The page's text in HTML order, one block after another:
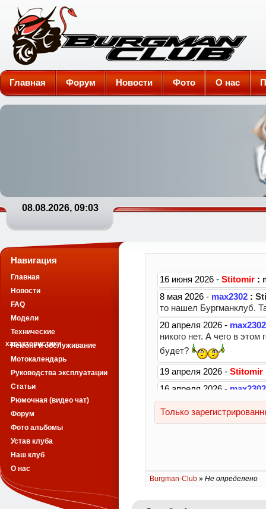
Burgman-Club
Главная Форум Новости Фото О нас
08.08.2026, 09:03
Burgman-Club » Не определено
Навигация
Главная
Новости
FAQ
Модели
Технические
характеристики
Ремонт и обслуживание
Мотокалендарь
Руководства эксплуатации
Статьи
Рюмочная (видео чат)
Форум
Фото альбомы
Устав клуба
Наш клуб
О нас